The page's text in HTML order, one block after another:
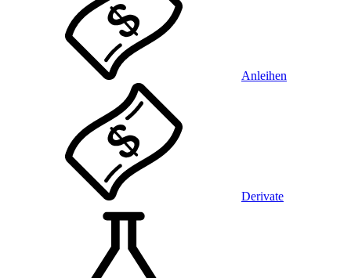
Anleihen
Derivate